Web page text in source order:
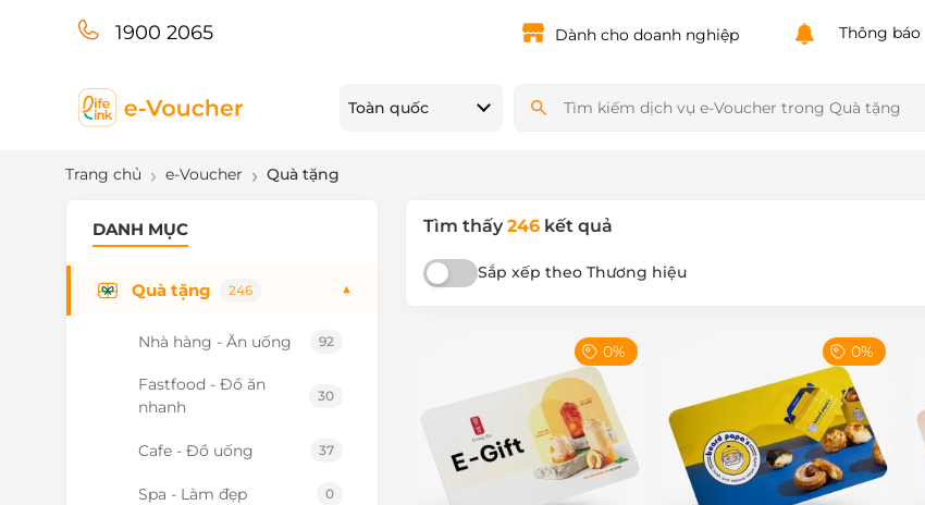
1900 2065 Dành cho doanh nghiệp Thông báo
Toàn quốc
Trang chủ e-Voucher Quà tặng
DANH MỤC
Quà tặng 246 ▼
Nhà hàng - Ăn uống 92
Fastfood - Đồ ăn
nhanh
30
Cafe - Đồ uống 37
Spa - Làm đẹp 0
Tìm thấy 246 kết quả
Sắp xếp theo Thương hiệu
0% 0%